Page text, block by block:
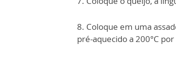
8. Coloque em uma
pré-aquecido a 200°C